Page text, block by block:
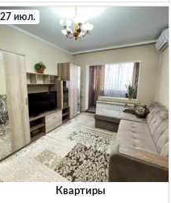
ремонтом, Бишкек, пр. Мира/
Ахунбаева
27 июл.
Квартиры